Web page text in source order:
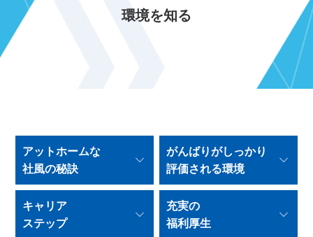
環境を知る
アットホームな
社風の秘訣
がんばりがしっかり
評価される環境
キャリア
ステップ
充実の
福利厚生